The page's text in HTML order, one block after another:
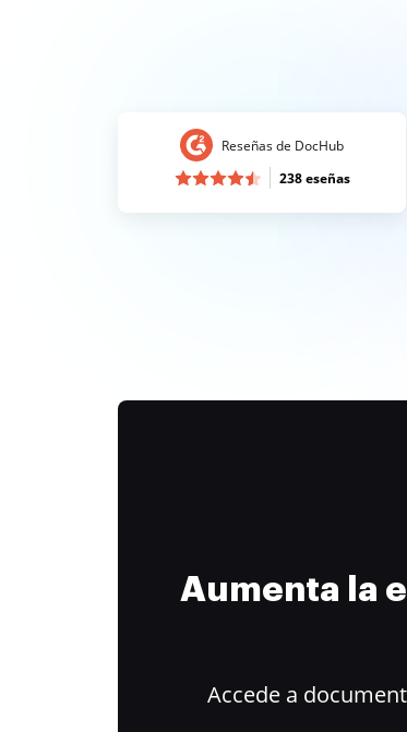
Reseñas de DocHub
238 eseñas
Aumenta la
Accede a